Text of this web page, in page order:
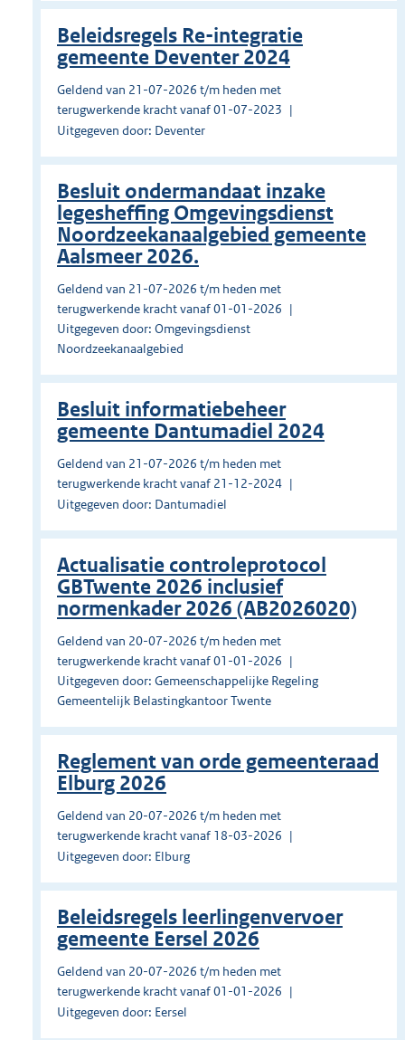
Beleidsregels Re-integratie
gemeente Deventer 2024
Geldend van 21-07-2026 t/m heden met
terugwerkende kracht vanaf 01-07-2023
Uitgegeven door: Deventer
Besluit ondermandaat inzake
legesheffing Omgevingsdienst
Noordzeekanaalgebied gemeente
Aalsmeer 2026.
Geldend van 21-07-2026 t/m heden met
terugwerkende kracht vanaf 01-01-2026
Uitgegeven door: Omgevingsdienst
Noordzeekanaalgebied
Besluit informatiebeheer
gemeente Dantumadiel 2024
Geldend van 21-07-2026 t/m heden met
terugwerkende kracht vanaf 21-12-2024
Uitgegeven door: Dantumadiel
Actualisatie controleprotocol
GBTwente 2026 inclusief
normenkader 2026 (AB2026020)
Geldend van 20-07-2026 t/m heden met
terugwerkende kracht vanaf 01-01-2026
Uitgegeven door: Gemeenschappelijke Regeling
Gemeentelijk Belastingkantoor Twente
Reglement van orde gemeenteraad
Elburg 2026
Geldend van 20-07-2026 t/m heden met
terugwerkende kracht vanaf 18-03-2026
Uitgegeven door: Elburg
Beleidsregels leerlingenvervoer
gemeente Eersel 2026
Geldend van 20-07-2026 t/m heden met
terugwerkende kracht vanaf 01-01-2026
Uitgegeven door: Eersel